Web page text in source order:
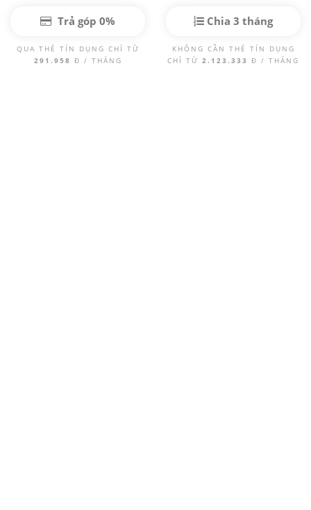
Trả góp 0%
QUA THẺ TÍN DỤNG CHỈ TỪ
291.958 Đ / THÁNG
Chia 3 tháng
KHÔNG CẦN THẺ TÍN DỤNG
CHỈ TỪ 2.123.333 Đ / THÁNG